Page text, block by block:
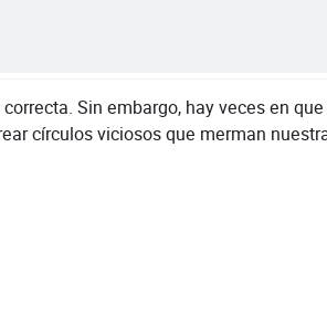
Sin embargo, hay veces en que
círculos viciosos que merman